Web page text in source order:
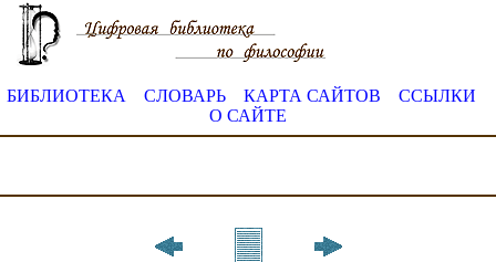
БИБЛИОТЕКА СЛОВАРЬ КАРТА САЙТОВ
ССЫЛКИ
О САЙТЕ